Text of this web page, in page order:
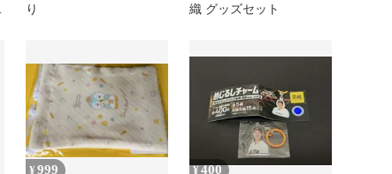
り
織 グッズセット
¥999 ¥400